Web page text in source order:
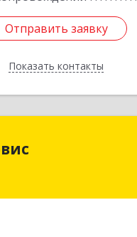
Отправить заявку
Показать контакты
Отправить заявку
Назад
Татарстан Респ,